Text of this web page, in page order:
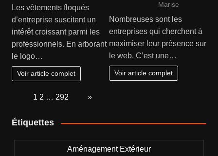
Les vêtements floqués
d’entreprise suscitent un
intérêt croissant parmi les
professionnels. En arborant
le logo…
Voir article complet
Marise
Nombreuses sont les
entreprises qui cherchent à
maximiser leur présence sur
le web. C’est une…
Voir article complet
1 2 … 292 »
Étiquettes
Aménagement Extérieur